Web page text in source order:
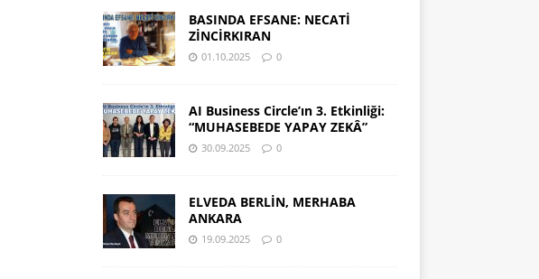
BASINDA EFSANE: NECATİ
ZİNCİRKIRAN
01.10.2025 0
AI Business Circle’ın 3. Etkinliği:
“MUHASEBEDE YAPAY ZEKÂ”
30.09.2025 0
ELVEDA BERLİN, MERHABA
ANKARA
19.09.2025 0